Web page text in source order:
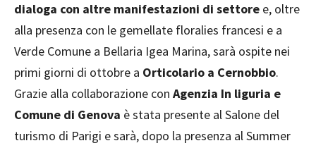
dialoga con altre manifestazioni di settore e, oltre
alla presenza con le gemellate floralies francesi e a
Verde Comune a Bellaria Igea Marina, sarà ospite nei
primi giorni di ottobre a Orticolario a Cernobbio.
Grazie alla collaborazione con Agenzia In liguria e
Comune di Genova è stata presente al Salone del
turismo di Parigi e sarà, dopo la presenza al Summer